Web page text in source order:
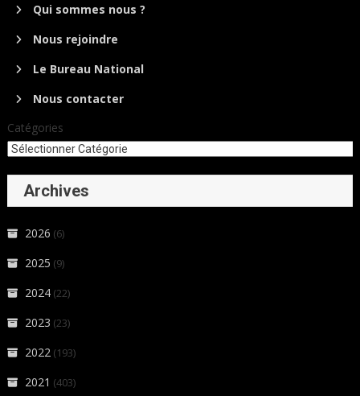
Qui sommes nous ?
Nous rejoindre
Le Bureau National
Nous contacter
Catégories
Archives
2026 (6)
2025 (9)
2024 (22)
2023 (23)
2022 (193)
2021 (403)